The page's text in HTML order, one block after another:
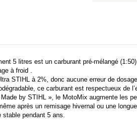
5 litres est un carburant pré-mélangé
à froid .
STIHL à 2%, donc aucune erreur de
ce carburant est respectueux de
by STIHL », le MotoMix augmente les
après un remisage hivernal ou une
stable pendant 5 ans.